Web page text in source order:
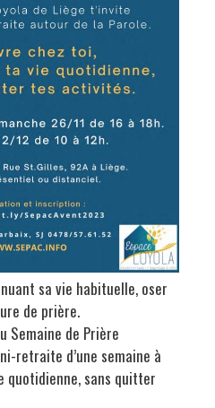
sa vie habituelle, oser
de prière.
Semaine de Prière
retraite d’une semaine à
sans quitter